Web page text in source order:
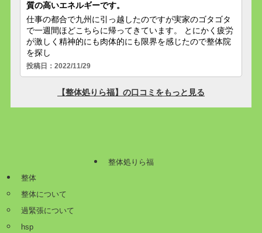
整体処りら福
整体
整体について
過緊張について
hsp